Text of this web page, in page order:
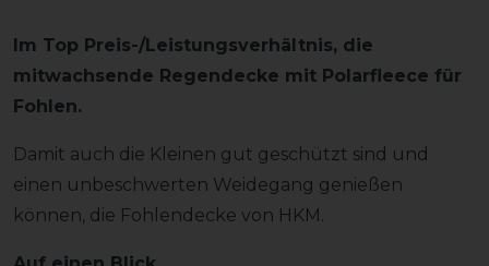
Im Top Preis-/Leistungsverhältnis, die
mitwachsende Regendecke mit Polarfleece für
Fohlen.
Damit auch die Kleinen gut geschützt sind und
einen unbeschwerten Weidegang genießen
können, die Fohlendecke von HKM.